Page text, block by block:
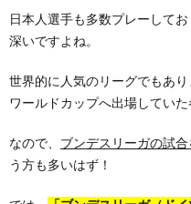
日本人選手も多数プレーして
深いですよね。
世界的に人気のリーグでもあり
ワールドカップへ出場してい
なので、 ブンデスリーガの試
う方も多いはず！